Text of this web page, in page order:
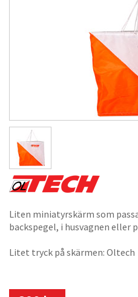
Liten miniatyrskärm som
backspegel, i husvagnen eller
Litet tryck på skärmen: Oltech